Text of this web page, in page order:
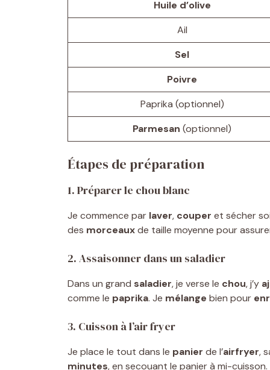
Huile d’olive
Ail
Sel
Poivre
Paprika (optionnel)
Parmesan (optionnel)
Étapes de préparation
1. Préparer le chou blanc
Je commence par laver, couper et sécher
des morceauxde taille moyenne pour
2. Assaisonner dans un saladier
Dans un grand saladier, je verse le chou, j’y
comme le paprika. Je mélange bien pour
3. Cuisson à l’air fryer
Je place le tout dans le panier de l’airfryer,
minutes, en secouant le panier à mi-cuisson.